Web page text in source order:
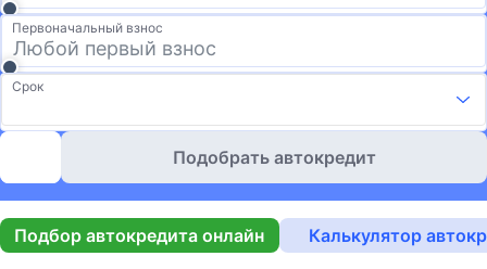
Первоначальный взнос
Срок
Подобрать автокредит
Подбор автокредита онлайн Калькулятор